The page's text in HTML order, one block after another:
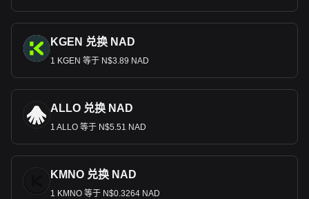
KGEN 兑换 NAD
1 KGEN 等于 N$3.89 NAD
ALLO 兑换 NAD
1 ALLO 等于 N$5.51 NAD
KMNO 兑换 NAD
1 KMNO 等于 N$0.3264 NAD